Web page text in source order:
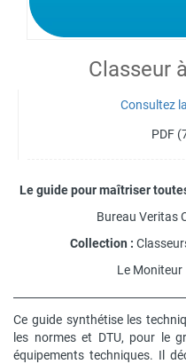
Classeur
Consultez
PDF
Le guide pour maîtriser
Bureau Veritas
Collection :
Le Moniteur
Ce guide synthétise les
les normes et DTU, pour le
équipements techniques. Il